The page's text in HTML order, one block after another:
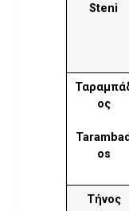
Steni
ος
Tarambad
os
Τήνος